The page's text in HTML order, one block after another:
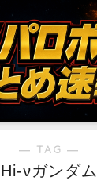
― TAG ―
Hi-νガンダム